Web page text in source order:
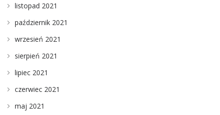
listopad 2021
październik 2021
wrzesień 2021
sierpień 2021
lipiec 2021
czerwiec 2021
maj 2021